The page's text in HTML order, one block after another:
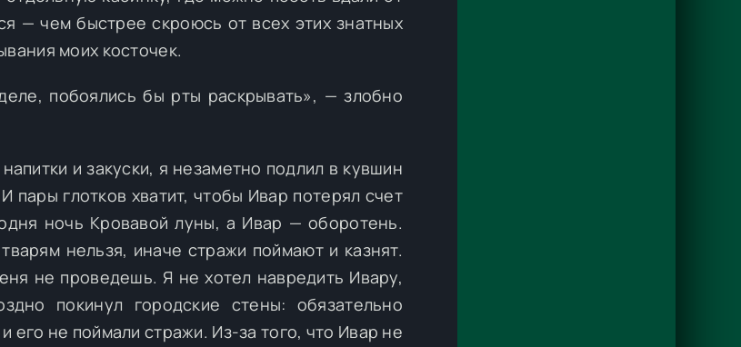
— чем быстрее скроюсь от всех этих знатных
моих косточек.
побоялись бы рты раскрывать», — злобно
и закуски, я незаметно подлил в кувшин
глотков хватит, чтобы Ивар потерял счет
ночь Кровавой луны, а Ивар — оборотень.
нельзя, иначе стражи поймают и казнят.
не проведешь. Я не хотел навредить Ивару,
покинул городские стены: обязательно
его не поймали стражи. Из-за того, что Ивар не